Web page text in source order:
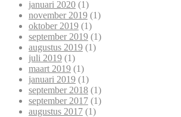
januari 2020 (1)
november 2019 (1)
oktober 2019 (1)
september 2019 (1)
augustus 2019 (1)
juli 2019 (1)
maart 2019 (1)
januari 2019 (1)
september 2018 (1)
september 2017 (1)
augustus 2017 (1)